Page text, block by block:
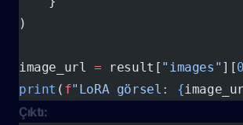
)
image_url = result[ "images" ][0
print ( f"LoRA görsel: {
Çıktı: